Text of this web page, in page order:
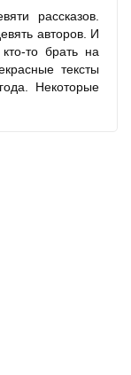
рассказов.
авторов. И
то брать на
тексты
Некоторые